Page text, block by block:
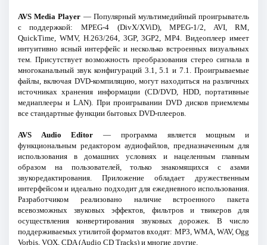
AVS Media Player — Популярный мультимедийный проигрыватель
с поддержкой: MPEG-4 (DivX/XViD), MPEG-1/2, AVI, RM,
QuickTime, WMV, H.263/264, 3GP, 3GP2, MP4. Видеоплеер имеет
интуитивно ясный интерфейс и несколько встроенных визуальных
тем. Присутствует возможность преобразования стерео сигнала в
многоканальный звук конфигураций 3.1, 5.1 и 7.1. Проигрываемые
файлы, включая DVD-компиляцию, могут находиться на различных
источниках хранения информации (CD/DVD, HDD, портативные
медиаплееры и LAN). При проигрывании DVD дисков приемлемы
все стандартные функции бытовых DVD-плееров.
AVS Audio Editor — программа является мощным и
функциональным редактором аудиофайлов, предназначенным для
использования в домашних условиях и нацеленным главным
образом на пользователей, только знакомящихся с азами
звукоредактирования. Приложение обладает дружественным
интерфейсом и идеально подходит для ежедневного использования.
Разработчиком реализовано наличие встроенного пакета
всевозможных звуковых эффектов, фильтров и твикеров для
осуществления конвертирования звуковых дорожек. В число
поддерживаемых утилитой форматов входят: MP3, WMA, WAV, Ogg
Vorbis, VOX, CDA (Audio CD Tracks) и многие другие.